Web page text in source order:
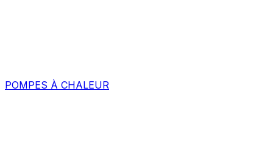
POMPES À CHALEUR